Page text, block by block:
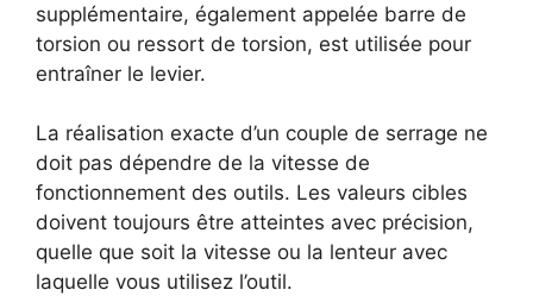
supplémentaire, également appelée barre de
torsion ou ressort de torsion, est utilisée pour
entraîner le levier.
La réalisation exacte d’un couple de serrage ne
doit pas dépendre de la vitesse de
fonctionnement des outils. Les valeurs cibles
doivent toujours être atteintes avec précision,
quelle que soit la vitesse ou la lenteur avec
laquelle vous utilisez l’outil.